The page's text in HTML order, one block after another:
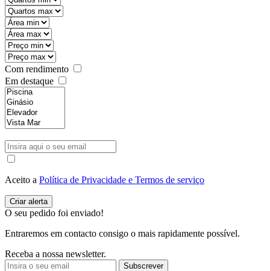
Com rendimento
Em destaque
Aceito a Política de Privacidade e Termos de serviço
O seu pedido foi enviado!
Entraremos em contacto consigo o mais rapidamente possível.
Receba a nossa newsletter.
Subscrever